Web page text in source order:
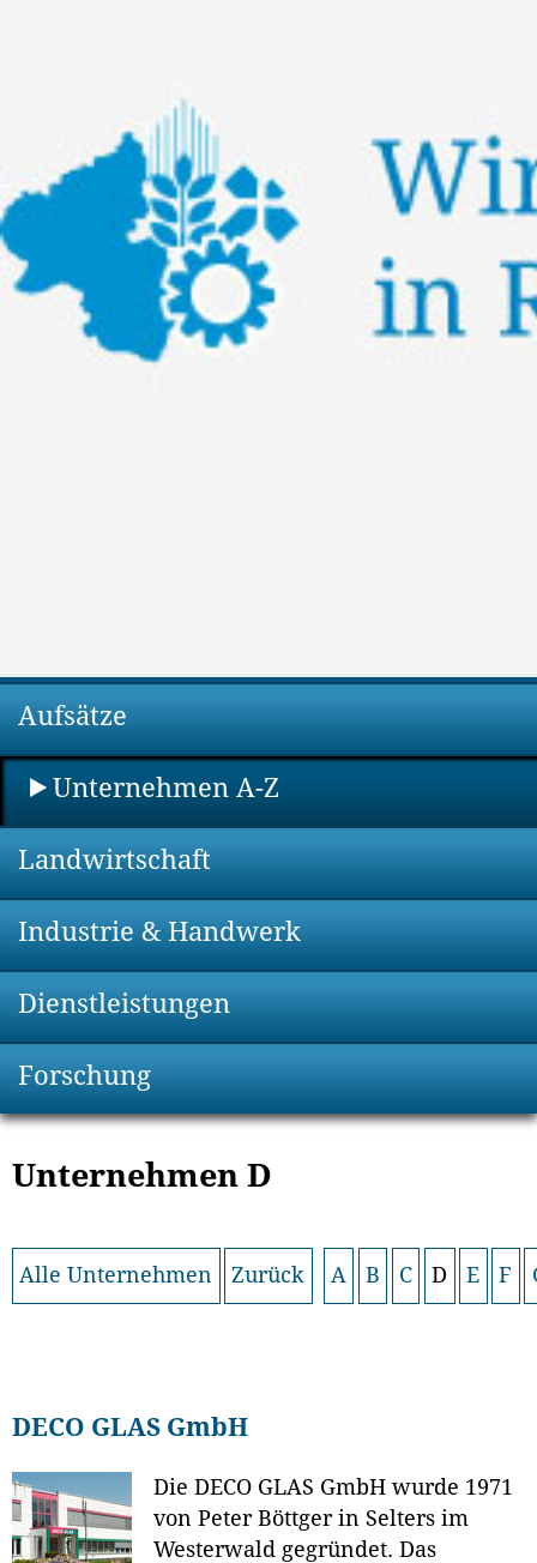
Aufsätze
Unternehmen A-Z
Landwirtschaft
Industrie & Handwerk
Dienstleistungen
Forschung
Unternehmen D
Alle Unternehmen Zurück A B C D E F
DECO GLAS GmbH
Die DECO GLAS GmbH wurde 1971
von Peter Böttger in Selters im
Westerwald gegründet. Das